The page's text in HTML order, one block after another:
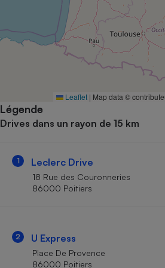
Leaflet | Map data ©
Légende
Drives dans un rayon de 15 km
1 Leclerc Drive
18 Rue des Couronneries
86000 Poitiers
2 U Express
Place De Provence
86000 Poitiers